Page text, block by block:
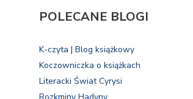
POLECANE BLOGI
K-czyta | Blog książkowy
Koczowniczka o książkach
Literacki Świat Cyrysi
Rozkminy Hadyny